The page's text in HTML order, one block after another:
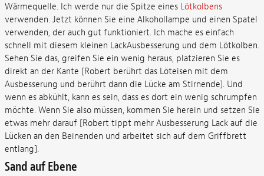
Wärmequelle. Ich werde nur die Spitze eines Lötkolbens
verwenden. Jetzt können Sie eine Alkohollampe und einen Spatel
verwenden, der auch gut funktioniert. Ich mache es einfach
schnell mit diesem kleinen LackAusbesserung und dem Lötkolben.
Sehen Sie das, greifen Sie ein wenig heraus, platzieren Sie es
direkt an der Kante [Robert berührt das Löteisen mit dem
Ausbesserung und berührt dann die Lücke am Stirnende]. Und
wenn es abkühlt, kann es sein, dass es dort ein wenig schrumpfen
möchte. Wenn Sie also müssen, kommen Sie herein und setzen Sie
etwas mehr darauf [Robert tippt mehr Ausbesserung Lack auf die
Lücken an den Beinenden und arbeitet sich auf dem Griffbrett
entlang].
Sand auf Ebene